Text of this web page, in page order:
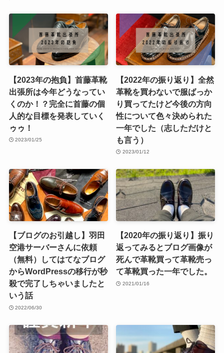
【2023年の抱負】首藤革靴
出張所は今年どうなってい
くのか！？完全に首藤の個
人的な目標を発表していく
ゥゥ！
2023/01/25
【2022年の振り返り】全然
革靴を買わないで服ばっか
り買ってたけど今後の方向
性について色々決められた
一年でした（志しただけと
も言う）
2023/01/12
【ブログのお引越し】羽田
空港サーバーさんに依頼
（無料）してはてなブログ
からWordPressの移行が秒
殺で完了しちゃいましたと
いう話
2022/06/30
【2020年の振り返り】振り
返ってみるとブログ画像が
死んで革靴買って革靴売っ
て革靴買った一年でした。
2021/01/16